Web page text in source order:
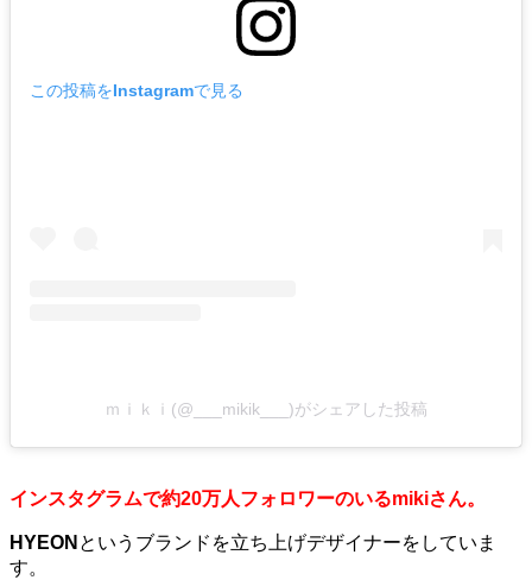
この投稿をInstagramで見る
ｍｉｋｉ(@___mikik___)がシェアした投稿
インスタグラムで約20万人フォロワーのいるmikiさん。
HYEON というブランドを立ち上げデザイナーをしていま
す。